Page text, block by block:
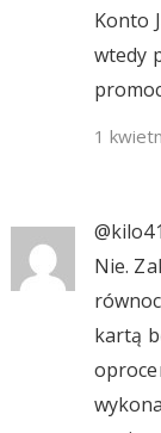
Konto
wtedy
1
@kilo41
Nie.
kartą